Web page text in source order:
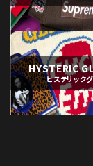
HYSTERIC
ヒステリック